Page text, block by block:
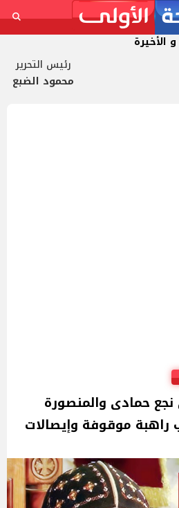
و الأخيرة
رئيس التحرير
محمود الضبع
نجع حمادى والمنصورة
راهبة موقوفة وإيصالات